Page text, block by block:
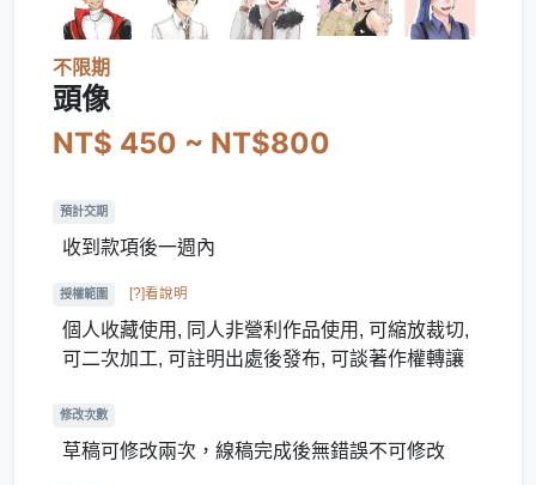
不限期
頭像
NT$ 450 ~ NT$800
預計交期
收到款項後一週內
授權範圍 [?]看說明
個人收藏使用, 同人非營利作品使用, 可縮放裁切,
可二次加工, 可註明出處後發布, 可談著作權轉讓
修改次數
草稿可修改兩次，線稿完成後無錯誤不可修改